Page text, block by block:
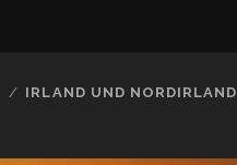
IRLAND UND NORDIRLAND